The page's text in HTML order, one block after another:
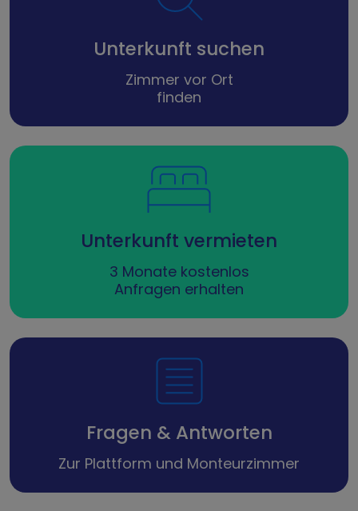
Unterkunft suchen
Zimmer vor Ort
finden
Unterkunft vermieten
3 Monate kostenlos
Anfragen erhalten
Fragen & Antworten
Zur Plattform und Monteurzimmer